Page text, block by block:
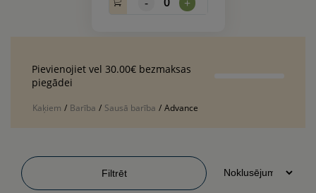
Pievienojiet vel 30.00€ bezmaksas
piegādei
Kaķiem / Barība / Sausā barība / Advance
Filtrēt